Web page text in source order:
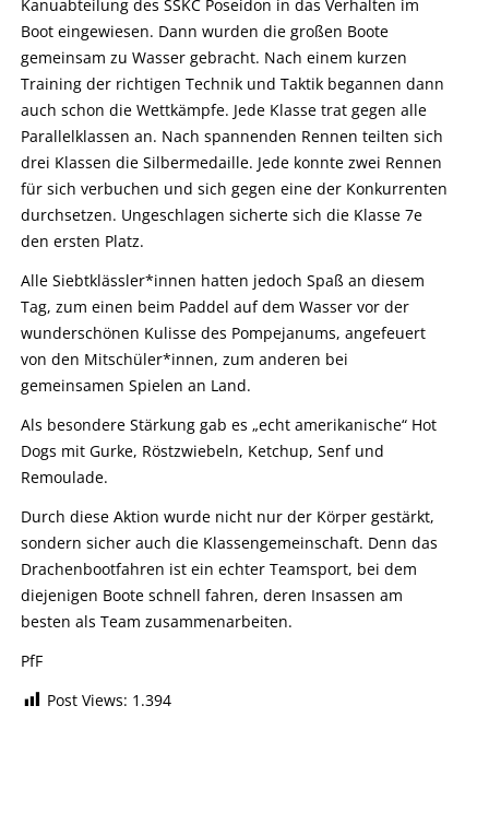
Kanuabteilung des SSKC Poseidon in das Verhalten im
Boot eingewiesen. Dann wurden die großen Boote
gemeinsam zu Wasser gebracht. Nach einem kurzen
Training der richtigen Technik und Taktik begannen dann
auch schon die Wettkämpfe. Jede Klasse trat gegen alle
Parallelklassen an. Nach spannenden Rennen teilten sich
drei Klassen die Silbermedaille. Jede konnte zwei Rennen
für sich verbuchen und sich gegen eine der Konkurrenten
durchsetzen. Ungeschlagen sicherte sich die Klasse 7e
den ersten Platz.
Alle Siebtklässler*innen hatten jedoch Spaß an diesem
Tag, zum einen beim Paddel auf dem Wasser vor der
wunderschönen Kulisse des Pompejanums, angefeuert
von den Mitschüler*innen, zum anderen bei
gemeinsamen Spielen an Land.
Als besondere Stärkung gab es „echt amerikanische“ Hot
Dogs mit Gurke, Röstzwiebeln, Ketchup, Senf und
Remoulade.
Durch diese Aktion wurde nicht nur der Körper gestärkt,
sondern sicher auch die Klassengemeinschaft. Denn das
Drachenbootfahren ist ein echter Teamsport, bei dem
diejenigen Boote schnell fahren, deren Insassen am
besten als Team zusammenarbeiten.
PfF
Post Views: 1.394